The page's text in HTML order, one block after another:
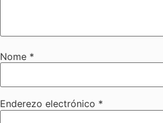
Nome *
Enderezo electrónico *